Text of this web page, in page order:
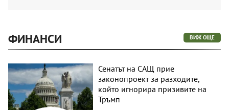
ФИНАНСИ ВИЖ ОЩЕ
Сенатът на САЩ прие
законопроект за разходите,
който игнорира призивите на
Тръмп